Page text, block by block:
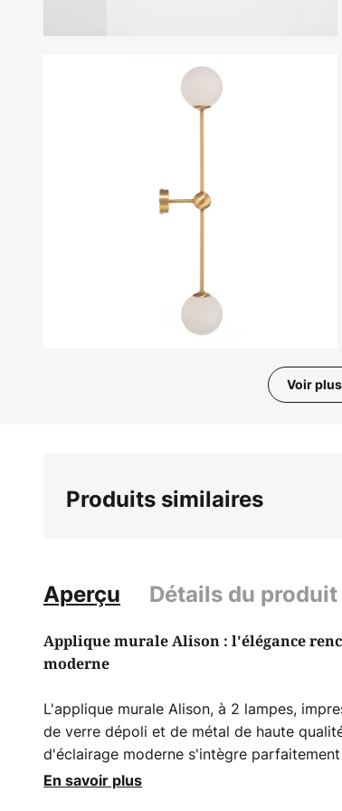
Voir
Produits similaires
Aperçu Détails du produit
Applique murale Alison : l'élégance
moderne
L'applique murale Alison, à 2 lampes,
de verre dépoli et de métal de haute
d'éclairage moderne s'intègre
salon, le couloir et la salle à manger et
En savoir plus